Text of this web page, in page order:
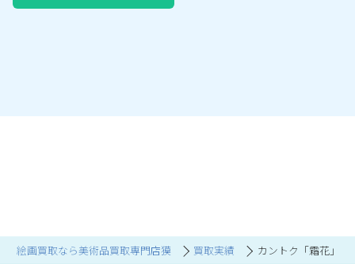
絵画買取なら美術品買取専門店獏 買取実績 カントク「霜花」